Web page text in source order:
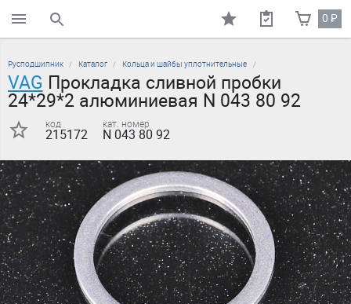
поиск по каталогу 0₽
Русподшипник Каталог Кольца и шайбы уплотнительные
VAG Прокладка сливной пробки
24*29*2 алюминиевая N 043 80 92
код
215172
кат. номер
N 043 80 92